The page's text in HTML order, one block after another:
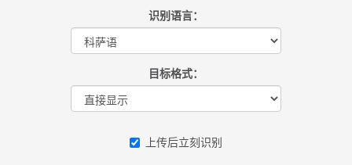
识别语言：
目标格式：
上传后立刻识别